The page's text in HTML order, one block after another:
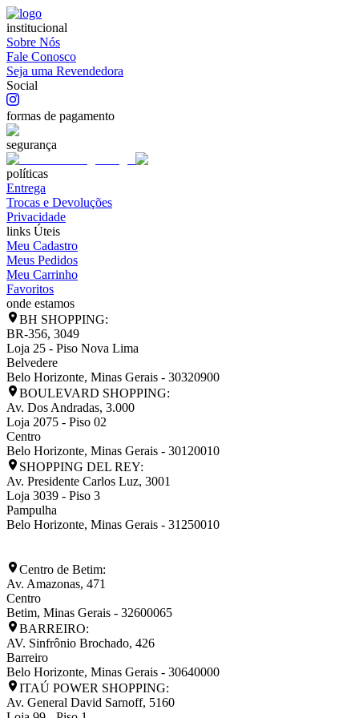
institucional
Sobre Nós
Fale Conosco
Seja uma Revendedora
Social
formas de pagamento
segurança
políticas
Entrega
Trocas e Devoluções
Privacidade
links Úteis
Meu Cadastro
Meus Pedidos
Meu Carrinho
Favoritos
onde estamos
BH SHOPPING:
BR-356, 3049
Loja 25 - Piso Nova Lima
Belvedere
Belo Horizonte, Minas Gerais - 30320900
BOULEVARD SHOPPING:
Av. Dos Andradas, 3.000
Loja 2075 - Piso 02
Centro
Belo Horizonte, Minas Gerais - 30120010
SHOPPING DEL REY:
Av. Presidente Carlos Luz, 3001
Loja 3039 - Piso 3
Pampulha
Belo Horizonte, Minas Gerais - 31250010
Centro de Betim:
Av. Amazonas, 471
Centro
Betim, Minas Gerais - 32600065
BARREIRO:
AV. Sinfrônio Brochado, 426
Barreiro
Belo Horizonte, Minas Gerais - 30640000
ITAÚ POWER SHOPPING:
Av. General David Sarnoff, 5160